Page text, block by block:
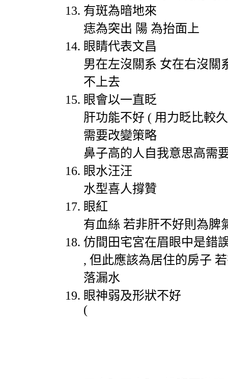
有斑為暗地來
痣為突出 陽 為抬面上
眼睛代表文昌
男在左沒關系 女在右沒關
不上去
眼會以一直眨
肝功能不好 ( 用力眨比較久
需要改變策略
鼻子高的人自我意思高需
眼水汪汪
水型喜人撐贊
眼紅
有血絲 若非肝不好則為脾
仿間田宅宮在眉眼中是錯
, 但此應該為居住的房子
落漏水
眼神弱及形狀不好
(